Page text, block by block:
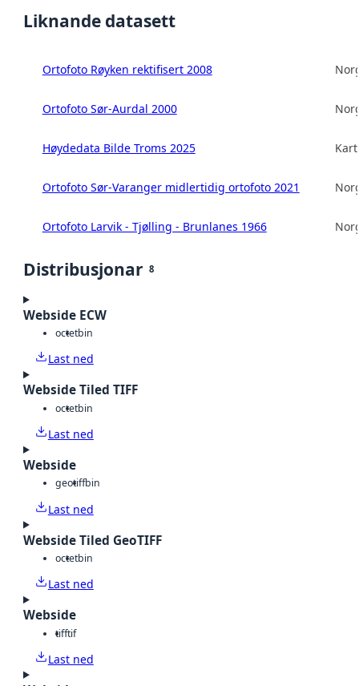
Liknande datasett
Ortofoto Røyken rektifisert 2008
Ortofoto Sør-Aurdal 2000
Høydedata Bilde Troms 2025
Ortofoto Sør-Varanger midlertidig ortofoto 2021
Ortofoto Larvik - Tjølling - Brunlanes 1966
Distribusjonar 8
Webside ECW
octetbin
Last ned
Webside Tiled TIFF
octetbin
Last ned
Webside
geotiffbin
Last ned
Webside Tiled GeoTIFF
octetbin
Last ned
Webside
tifftif
Last ned